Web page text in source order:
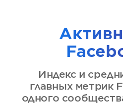
Индекс и
главных метрик
одного